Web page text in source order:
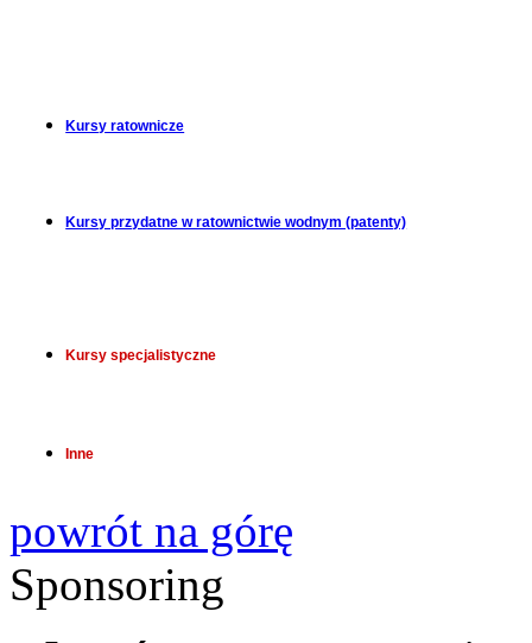
Kursy ratownicze
Kursy przydatne w ratownictwie wodnym (patenty)
Kursy specjalistyczne
Inne
powrót na górę
Sponsoring